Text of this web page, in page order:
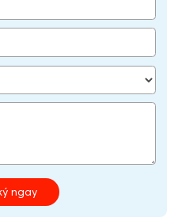
ngay